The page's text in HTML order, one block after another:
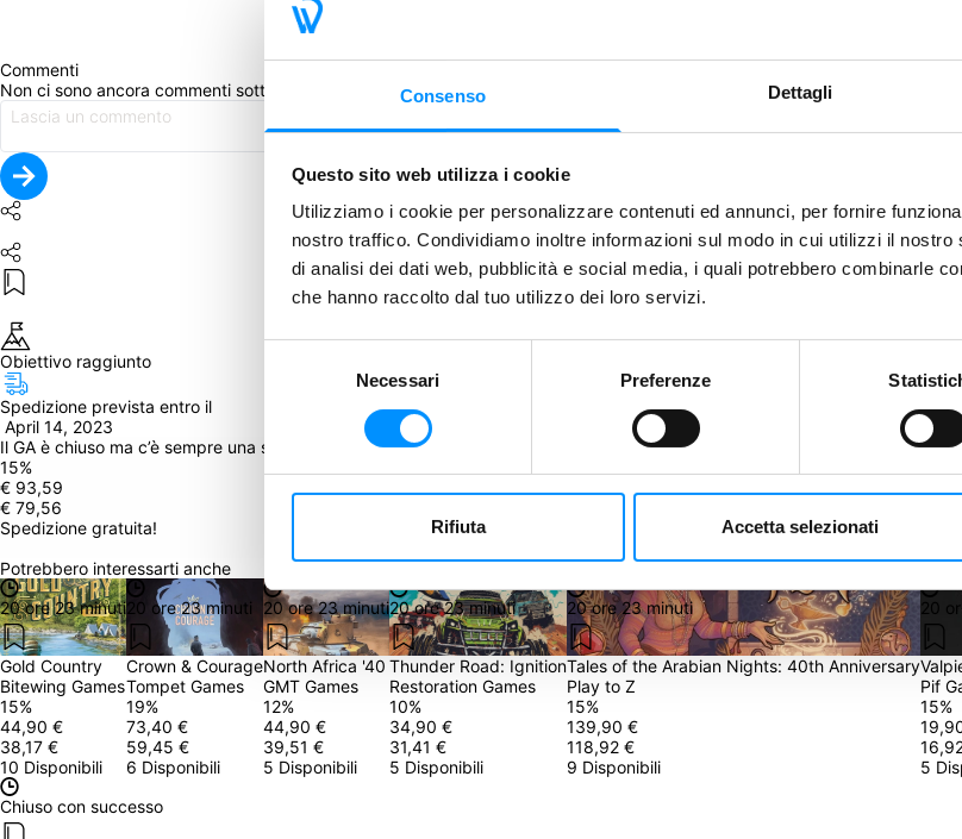
Consenso Dettagli
Questo sito web utilizza i cookie
Utilizziamo i cookie per personalizzare contenuti ed annunci, per fornire
nostro traffico. Condividiamo inoltre informazioni sul modo in cui utilizzi il
di analisi dei dati web, pubblicità e social media, i quali potrebbero combinarle
che hanno raccolto dal tuo utilizzo dei loro servizi.
Necessari Preferenze
Rifiuta Accetta selezionati
Commenti
Non ci sono ancora commenti sotto questo post. Commenta per primo!
Condividi
Obiettivo raggiunto
Spedizione prevista entro il
April 14, 2023
Il GA è chiuso ma c’è sempre una seconda opportunità! Clicca qui in basso e fai una nuova Proposta.
15%
€ 93,59
€ 79,56
Spedizione gratuita!
Potrebbero interessarti anche
20 ore 23 minuti
Gold Country
Bitewing Games
15%
44,90 €
38,17 €
10 Disponibili
20 ore 23 minuti
Crown & Courage
Tompet Games
19%
73,40 €
59,45 €
6 Disponibili
20 ore 23 minuti
North Africa '40
GMT Games
12%
44,90 €
39,51 €
5 Disponibili
20 ore 23 minuti
Thunder Road: Ignition
Restoration Games
10%
34,90 €
31,41 €
5 Disponibili
20 ore 23 minuti
Tales of the Arabian Nights: 40th Anniversary
Play to Z
15%
139,90 €
118,92 €
9 Disponibili
20
Pif
15%
5
Chiuso con successo